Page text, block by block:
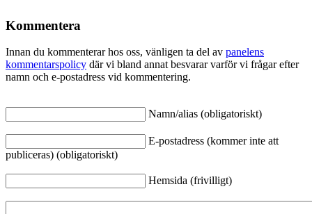
Kommentera
Innan du kommenterar hos oss, vänligen ta del av panelens
kommentarspolicy där vi bland annat besvarar varför vi frågar efter
namn och e-postadress vid kommentering.
Namn/alias (obligatoriskt)
E-postadress (kommer inte att
publiceras) (obligatoriskt)
Hemsida (frivilligt)